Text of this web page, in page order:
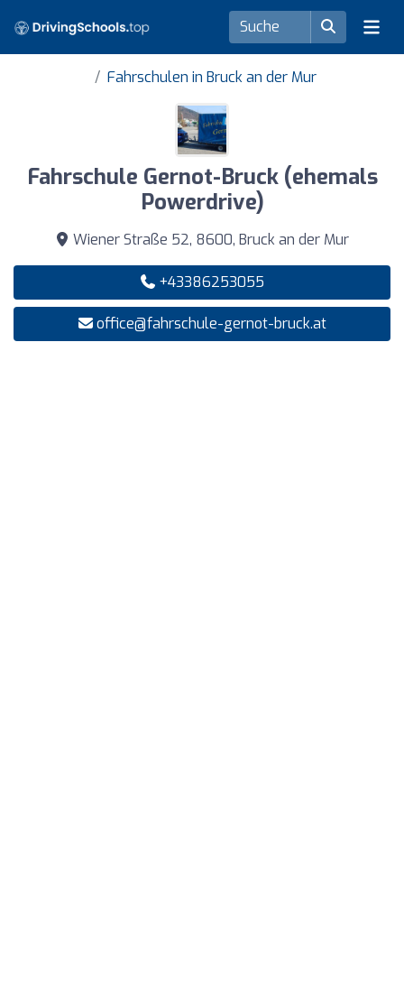
Fahrschulen in Bruck an der Mur
Fahrschule Gernot-Bruck (ehemals
Powerdrive)
Wiener Straße 52, 8600, Bruck an der Mur
+43386253055
office@fahrschule-gernot-bruck.at